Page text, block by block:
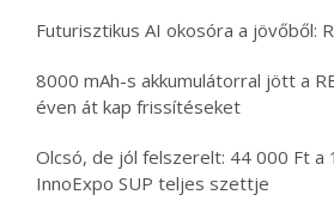
Futurisztikus AI okosóra a jövőből:
8000 mAh-s akkumulátorral jött a
éven át kap frissítéseket
Olcsó, de jól felszerelt: 44 000 Ft
InnoExpo SUP teljes szettje